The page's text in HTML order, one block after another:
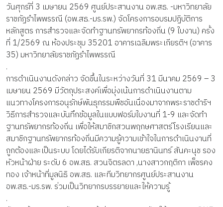
วันศุกร์ที่ 3 เมษายน 2569 ศูนย์ประสานงาน อพ.สธ. -มหาวิทยาลัย
ราชภัฏรำไพพรรณี (อพ.สธ.-มร.รพ.) จัดโครงการอบรมปฏิบัติการ
หลักสูตร การสำรวจและจัดทำฐานทรัพยากรท้องถิ่น (9 ใบงาน) ครั้ง
ที่ 1/2569 ณ ห้องประชุม 35201 อาคารเฉลิมพระเกียรติฯ (อาคาร
35) มหาวิทยาลัยราชภัฏรำไพพรรณี
.
การดำเนินงานดังกล่าว จัดขึ้นในระหว่างวันที่ 31 มีนาคม 2569 – 3
เมษายน 2569 มีวัตถุประสงค์เพื่อมุ่งเน้นการดำเนินงานตาม
แนวทางโครงการอนุรักษ์พันธุกรรมพืชอันเนื่องมาจากพระราชดำริฯ
วิธีการสำรวจและบันทึกข้อมูลในแบบฟอร์มใบงานที่ 1-9 และจัดทำ
ฐานทรัพยากรท้องถิ่น เพื่อให้สมาชิกสวนพฤกษศาสตร์โรงเรียนและ
สมาชิกฐานทรัพยากรท้องถิ่นมีความรู้ความเข้าใจในการดำเนินงานที่
ถูกต้องและเป็นระบบ โดยได้รับเกียรติจากนายธานินทร์ สันคะนุช รอง
หัวหน้าฝ่าย ระดับ 6 อพ.สธ. สวนจิตรลดา ,นางสาวกฤติกา เพ็ชรคง
ทอง เจ้าหน้าที่มูลนิธิ อพ.สธ. และทีมวิทยากรศูนย์ประสานงาน
อพ.สธ.-มร.รพ. ร่วมเป็นวิทยากรบรรยายและให้ความรู้
.